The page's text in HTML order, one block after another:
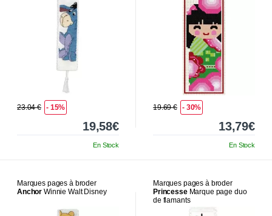
23.04 € - 15%
19,58€
En Stock
19.69 € - 30%
13,79€
En Stock
Marques pages à broder
Anchor Winnie Walt Disney
Marques pages à broder
PrincesseMarque page duo
de flamants